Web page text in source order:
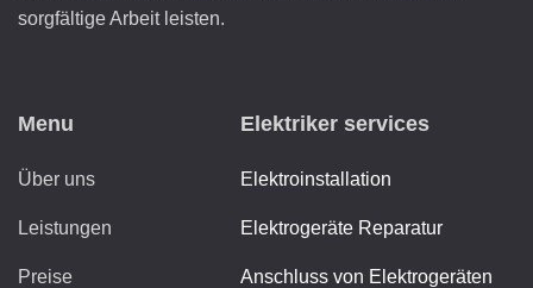
sorgfältige Arbeit leisten.
Menu
Über uns
Leistungen
Preise
Elektriker services
Elektroinstallation
Elektrogeräte Reparatur
Anschluss von Elektrogeräten